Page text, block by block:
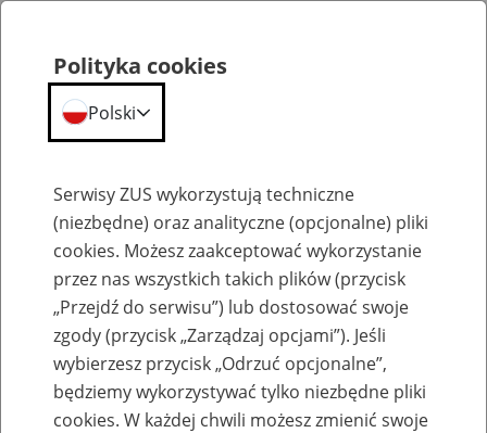
Przepraszamy,
podana strona nie została znaleziona.
Błąd 404
Polityka cookies
Polski
Serwisy ZUS wykorzystują techniczne
(niezbędne) oraz analityczne (opcjonalne) pliki
cookies. Możesz zaakceptować wykorzystanie
przez nas wszystkich takich plików (przycisk
„Przejdź do serwisu”) lub dostosować swoje
zgody (przycisk „Zarządzaj opcjami”). Jeśli
wybierzesz przycisk „Odrzuć opcjonalne”,
będziemy wykorzystywać tylko niezbędne pliki
cookies. W każdej chwili możesz zmienić swoje